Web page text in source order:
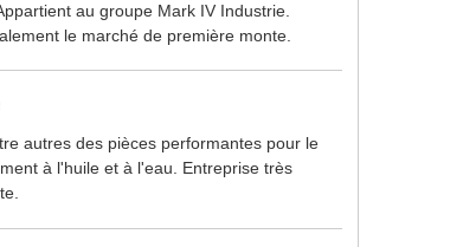
au groupe Mark IV Industrie.
le marché de première monte.
autres des pièces performantes pour le
à l'huile et à l'eau. Entreprise très